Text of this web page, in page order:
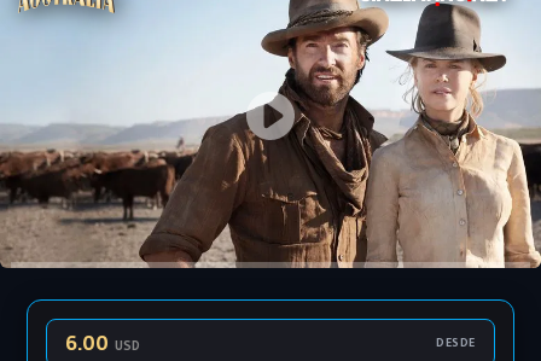
6.00USD DESDE